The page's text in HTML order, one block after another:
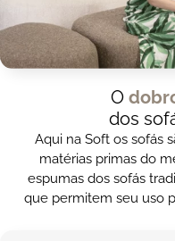
O
dos
Aqui na Soft os sofás
matérias primas do
espumas dos sofás
que permitem seu uso